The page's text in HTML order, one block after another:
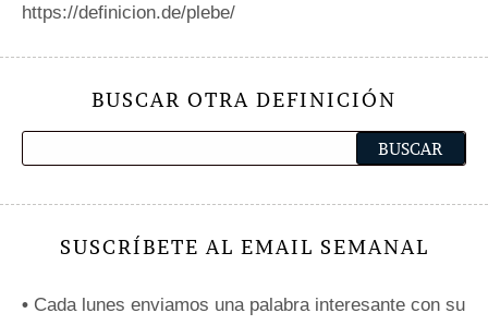
https://definicion.de/plebe/
BUSCAR OTRA DEFINICIÓN
SUSCRÍBETE AL EMAIL SEMANAL
• Cada lunes enviamos una palabra interesante con su